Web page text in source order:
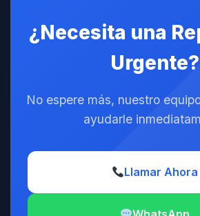
¿Necesita una
Urgente?
No espere más, nuestro
ayudarle
Llamar Ahora